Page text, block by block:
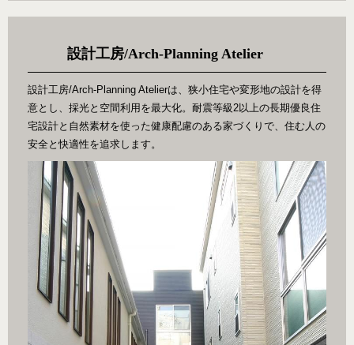
設計工房/Arch-Planning Atelier
設計工房/Arch-Planning Atelierは、狭小住宅や変形地の設計を得
意とし、採光と空間利用を最大化。耐震等級2以上の長期優良住
宅設計と自然素材を使った健康配慮のある家づくりで、住む人の
安全と快適性を追求します。